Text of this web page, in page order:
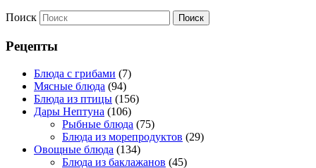
Поиск
Рецепты
Блюда с грибами (7)
Мясные блюда (94)
Блюда из птицы (156)
Дары Нептуна (106)
Рыбные блюда (75)
Блюда из морепродуктов (29)
Овощные блюда (134)
Блюда из баклажанов (45)